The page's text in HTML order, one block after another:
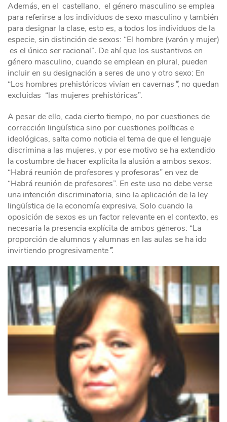
Además, en el castellano, el género masculino se emplea
para referirse a los individuos de sexo masculino y también
para designar la clase, esto es, a todos los individuos de la
especie, sin distinción de sexos: “El hombre (varón y mujer)
es el único ser racional”. De ahí que los sustantivos en
género masculino, cuando se emplean en plural, pueden
incluir en su designación a seres de uno y otro sexo: En
“Los hombres prehistóricos vivían en cavernas”; no quedan
excluidas “las mujeres prehistóricas”.
A pesar de ello, cada cierto tiempo, no por cuestiones de
corrección lingüística sino por cuestiones políticas e
ideológicas, salta como noticia el tema de que el lenguaje
discrimina a las mujeres, y por ese motivo se ha extendido
la costumbre de hacer explícita la alusión a ambos sexos:
“Habrá reunión de profesores y profesoras” en vez de
“Habrá reunión de profesores”. En este uso no debe verse
una intención discriminatoria, sino la aplicación de la ley
lingüística de la economía expresiva. Solo cuando la
oposición de sexos es un factor relevante en el contexto, es
necesaria la presencia explícita de ambos géneros: “La
proporción de alumnos y alumnas en las aulas se ha ido
invirtiendo progresivamente”.